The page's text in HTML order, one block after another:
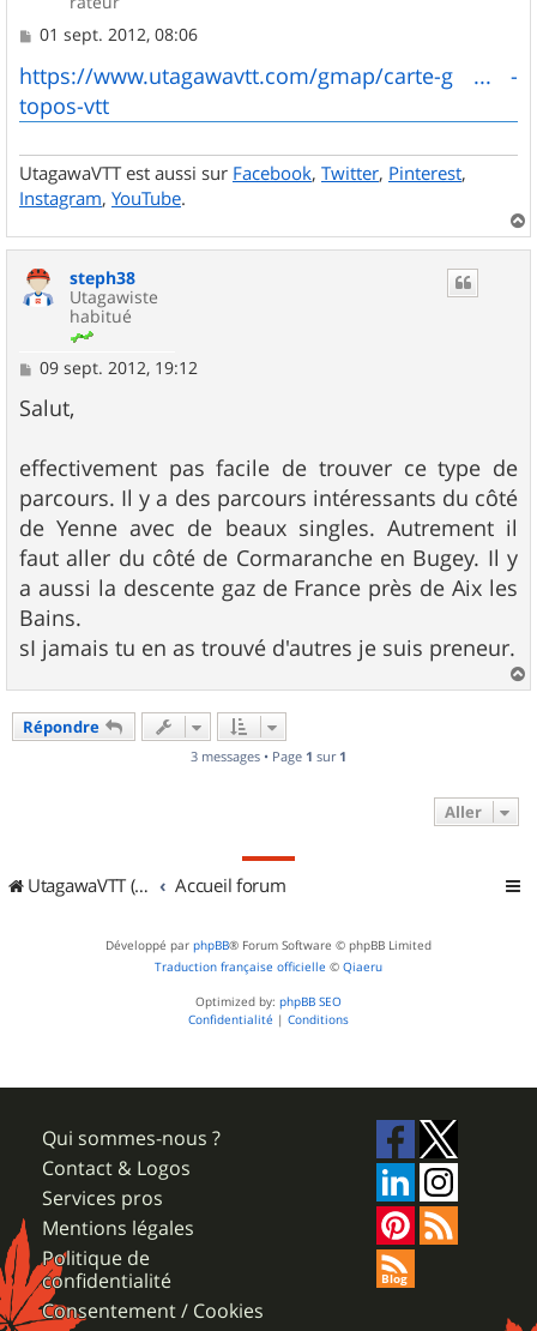
M
s
s
a
g
01 sept. 2012, 08:06
https://www.utagawavtt.com/gmap/carte-g ... -
topos-vtt
UtagawaVTT est aussi sur Facebook, Twitter, Pinterest,
Instagram, YouTube.
a
steph38
Utagawiste
habitué
M
s
s
g
e
09 sept. 2012, 19:12
Salut,
effectivement pas facile de trouver ce type de
parcours. Il y a des parcours intéressants du côté
de Yenne avec de beaux singles. Autrement il
faut aller du côté de Cormaranche en Bugey. Il y
a aussi la descente gaz de France près de Aix les
Bains.
sI jamais tu en as trouvé d'autres je suis preneur.
a
Répondre
3 messages • Page 1 sur 1
Aller
UtagawaVTT (Randos VTT et VTTAE avec traces GPS) Accueil forum
Développé par phpBB® Forum Software © phpBB Limited
Traduction française officielle © Qiaeru
Optimized by: phpBB SEO
Confidentialité | Conditions
Qui sommes-nous ?
Contact & Logos
Services pros
Mentions légales
Politique de
confidentialité
Consentement / Cookies